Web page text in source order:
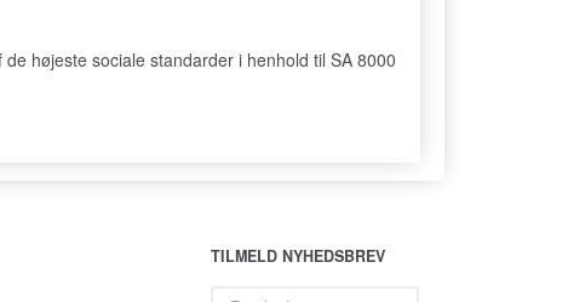
højeste sociale standarder i henhold til SA 8000
TILMELD NYHEDSBREV